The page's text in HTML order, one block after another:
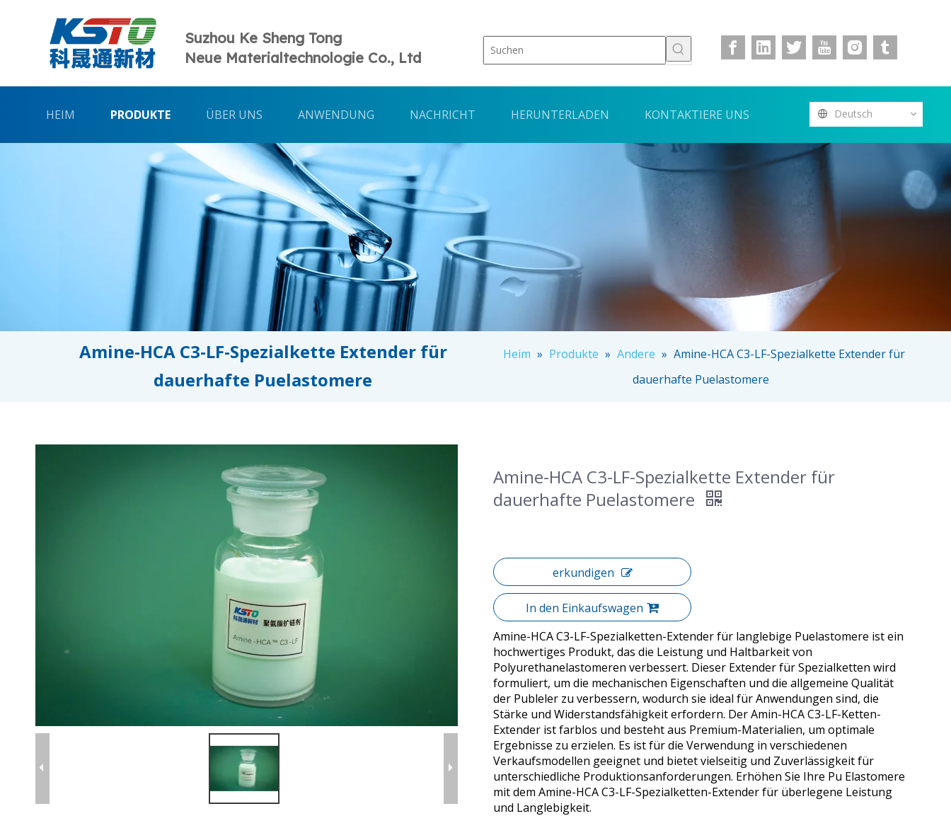
Suzhou Ke Sheng Tong
Neue Materialtechnologie Co., Ltd
HEIM PRODUKTE ÜBER UNS ANWENDUNG NACHRICHT HERUNTERLADEN KONTAKTIERE UNS Deutsch
Amine-HCA C3-LF-Spezialkette Extender für
dauerhafte Puelastomere
Heim » Produkte » Andere » Amine-HCA C3-LF-Spezialkette Extender für
dauerhafte Puelastomere
Amine-HCA C3-LF-Spezialkette Extender für
dauerhafte Puelastomere
erkundigen
In den Einkaufswagen
Amine-HCA C3-LF-Spezialketten-Extender für langlebige Puelastomere ist ein
hochwertiges Produkt, das die Leistung und Haltbarkeit von
Polyurethanelastomeren verbessert. Dieser Extender für Spezialketten wird
formuliert, um die mechanischen Eigenschaften und die allgemeine Qualität
der Publeler zu verbessern, wodurch sie ideal für Anwendungen sind, die
Stärke und Widerstandsfähigkeit erfordern. Der Amin-HCA C3-LF-Ketten-
Extender ist farblos und besteht aus Premium-Materialien, um optimale
Ergebnisse zu erzielen. Es ist für die Verwendung in verschiedenen
Verkaufsmodellen geeignet und bietet vielseitig und Zuverlässigkeit für
unterschiedliche Produktionsanforderungen. Erhöhen Sie Ihre Pu Elastomere
mit dem Amine-HCA C3-LF-Spezialketten-Extender für überlegene Leistung
und Langlebigkeit.